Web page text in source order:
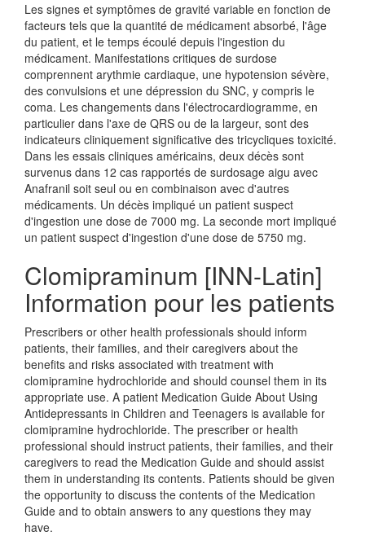
Les signes et symptômes de gravité variable en fonction de
facteurs tels que la quantité de médicament absorbé, l'âge
du patient, et le temps écoulé depuis l'ingestion du
médicament. Manifestations critiques de surdose
comprennent arythmie cardiaque, une hypotension sévère,
des convulsions et une dépression du SNC, y compris le
coma. Les changements dans l'électrocardiogramme, en
particulier dans l'axe de QRS ou de la largeur, sont des
indicateurs cliniquement significative des tricycliques toxicité.
Dans les essais cliniques américains, deux décès sont
survenus dans 12 cas rapportés de surdosage aigu avec
Anafranil soit seul ou en combinaison avec d'autres
médicaments. Un décès impliqué un patient suspect
d'ingestion une dose de 7000 mg. La seconde mort impliqué
un patient suspect d'ingestion d'une dose de 5750 mg.
Clomipraminum [INN-Latin]
Information pour les patients
Prescribers or other health professionals should inform
patients, their families, and their caregivers about the
benefits and risks associated with treatment with
clomipramine hydrochloride and should counsel them in its
appropriate use. A patient Medication Guide About Using
Antidepressants in Children and Teenagers is available for
clomipramine hydrochloride. The prescriber or health
professional should instruct patients, their families, and their
caregivers to read the Medication Guide and should assist
them in understanding its contents. Patients should be given
the opportunity to discuss the contents of the Medication
Guide and to obtain answers to any questions they may
have.